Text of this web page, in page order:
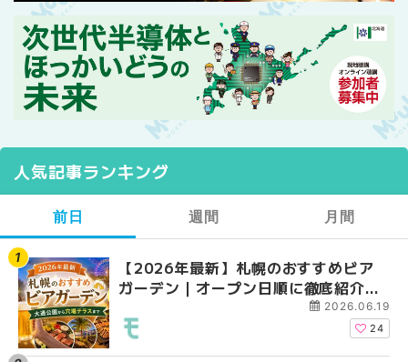
人気記事ランキング
前日
【2026年最新】札幌のおすすめビア
ガーデン｜オープン日順に徹底紹介！
大通公園から穴場テラスまで | MouLa
HOKKAIDO
2026.06.19
24
週間
【2026年最新】札幌
ガーデン｜オープン日
大通公園から穴場テ
月間
【2026年最新】札幌
ガーデン｜オープン日
大通公園から穴場テ